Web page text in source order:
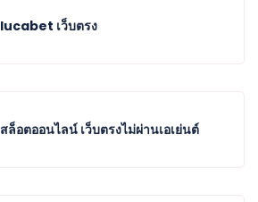
lucabet เว็บตรง
สล็อตออนไลน์ เว็บตรงไม่ผ่านเอเย่นต์